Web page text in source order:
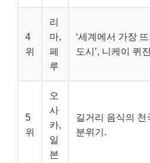
4
위
리
마,
페
루
‘세계에서 가장
도시’, 니케이 퀴
5
위
오
사
카,
일
본
길거리 음식의 천
분위기.